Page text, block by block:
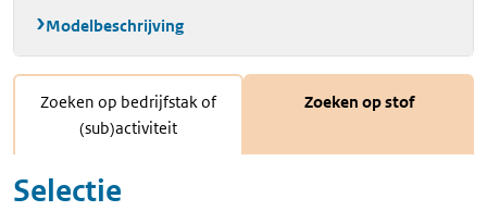
Modelbeschrijving
Zoeken op bedrijfstak of
(sub)activiteit
Zoeken op stof
Selectie